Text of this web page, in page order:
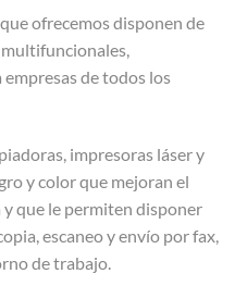
ofrecemos disponen de
multifuncionales,
de todos los
impresoras láser y
y color que mejoran el
que le permiten disponer
escaneo y envío por fax,
de trabajo.